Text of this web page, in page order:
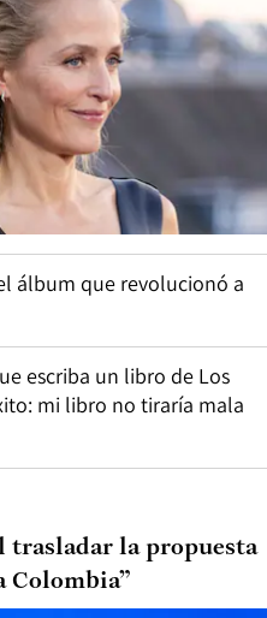
álbum que revolucionó a
escriba un libro de Los
mi libro no tiraría mala
la propuesta
Colombia”